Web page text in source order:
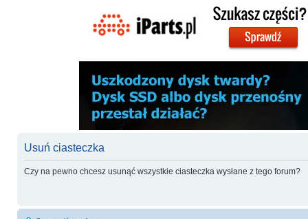
Usuń ciasteczka
Czy na pewno chcesz usunąć wszystkie ciasteczka wysłane z tego forum?